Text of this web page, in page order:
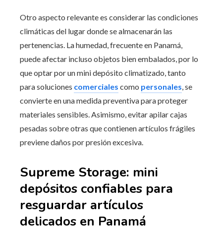
Otro aspecto relevante es considerar las condiciones
climáticas del lugar donde se almacenarán las
pertenencias. La humedad, frecuente en Panamá,
puede afectar incluso objetos bien embalados, por lo
que optar por un mini depósito climatizado, tanto
para soluciones comerciales como personales, se
convierte en una medida preventiva para proteger
materiales sensibles. Asimismo, evitar apilar cajas
pesadas sobre otras que contienen artículos frágiles
previene daños por presión excesiva.
Supreme Storage: mini
depósitos confiables para
resguardar artículos
delicados en Panamá